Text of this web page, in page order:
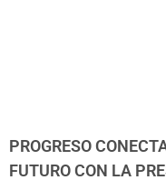
PROGRESO
FUTURO CON LA